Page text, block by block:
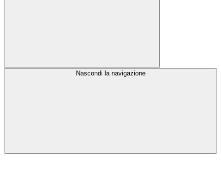
Nascondi la navigazione